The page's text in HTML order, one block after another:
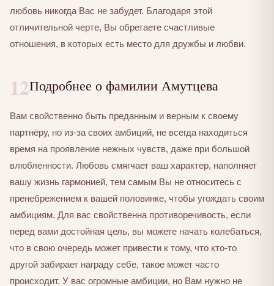
любовь никогда Вас не забудет. Благодаря этой
отличительной черте, Вы обретаете счастливые
отношения, в которых есть место для дружбы и любви.
12Подробнее о фамилии Амутцева
Вам свойственно быть преданным и верным к своему
партнёру, но из-за своих амбиций, не всегда находиться
время на проявление нежных чувств, даже при большой
влюбленности. Любовь смягчает ваш характер, наполняет
вашу жизнь гармонией, тем самым Вы не относитесь с
пренебрежением к вашей половинке, чтобы угождать своим
амбициям. Для вас свойственна противоречивость, если
перед вами достойная цель, вы можете начать колебаться,
что в свою очередь может привести к тому, что кто-то
другой забирает награду себе, такое может часто
происходит. У вас огромные амбиции, но Вам нужно не